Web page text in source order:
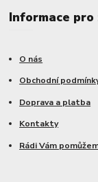
Informace pro
O nás
Obchodní
Doprava a platba
Kontakty
Rádi Vám